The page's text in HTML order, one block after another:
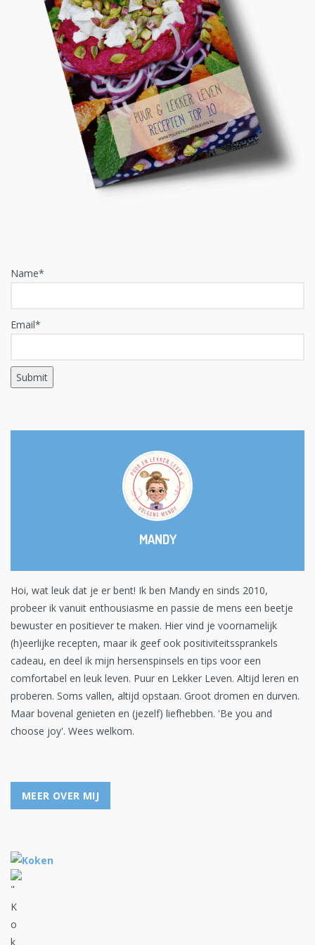
Name*
Email*
MANDY
Hoi, wat leuk dat je er bent! Ik ben Mandy en sinds 2010,
probeer ik vanuit enthousiasme en passie de mens een beetje
bewuster en positiever te maken. Hier vind je voornamelijk
(h)eerlijke recepten, maar ik geef ook positiviteitssprankels
cadeau, en deel ik mijn hersenspinsels en tips voor een
comfortabel en leuk leven. Puur en Lekker Leven. Altijd leren en
proberen. Soms vallen, altijd opstaan. Groot dromen en durven.
Maar bovenal genieten en (jezelf) liefhebben. 'Be you and
choose joy'. Wees welkom.
MEER OVER MIJ